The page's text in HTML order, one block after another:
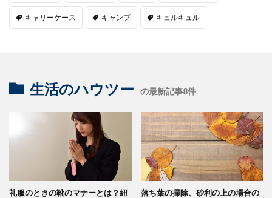
キャリーケース キャンプ キュルキュル
生活のハウツー の最新記事8件
礼服のときの靴のマナーとは？紐
落ち葉の掃除、砂利の上の場合の